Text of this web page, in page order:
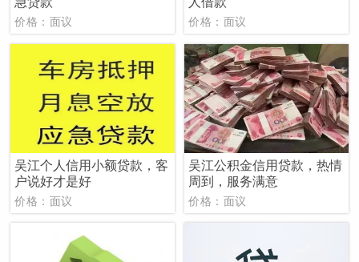
价格：面议 价格：面议
吴江个人信用小额贷款，客
户说好才是好
价格：面议
吴江公积金信用贷款，热情
周到，服务满意
价格：面议